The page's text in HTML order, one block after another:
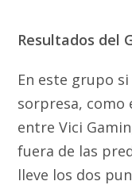
Resultados del
En este grupo
sorpresa, como
entre Vici
fuera de las
lleve los dos